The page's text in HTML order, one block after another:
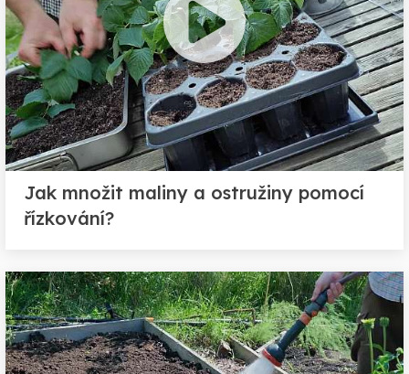
Jak množit maliny a ostružiny pomocí
řízkování?